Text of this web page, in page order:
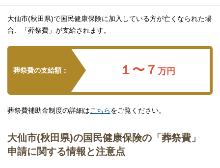
大仙市(秋田県)で国民健康保険に加入している方が亡くなられた場
合、「葬祭費」が支給されます。
葬祭費の支給額： １〜７万円
葬祭費補助金制度の詳細はこちらをご覧ください。
大仙市(秋田県)の国民健康保険の「葬祭費」
申請に関する情報と注意点